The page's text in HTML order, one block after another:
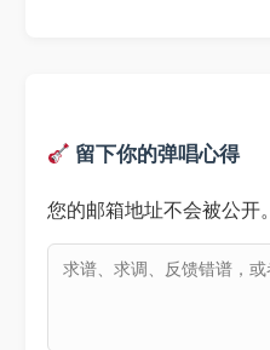
留下你的弹唱心得
您的邮箱地址不会被公开。